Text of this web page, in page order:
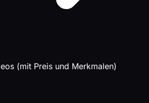
(mit Preis und Merkmalen)